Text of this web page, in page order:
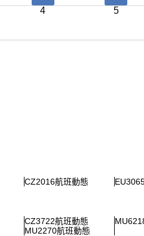
4 5
CZ2016航班動態
CZ3722航班動態
MU2270航班動態